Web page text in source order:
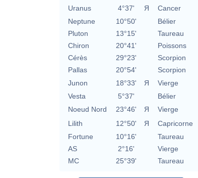
Uranus
4°37' Я
Cancer
Neptune
10°50'
Bélier
Pluton
13°15'
Taureau
Chiron
20°41'
Poissons
Cérès
29°23'
Scorpion
Pallas
20°54'
Scorpion
Junon
18°33' Я
Vierge
Vesta
5°37'
Bélier
Noeud Nord
23°46' Я
Vierge
Lilith
12°50' Я
Capricorne
Fortune
10°16'
Taureau
AS
2°16'
Vierge
MC
25°39' Taureau